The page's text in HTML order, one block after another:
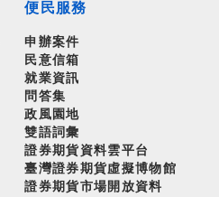
便民服務
申辦案件
民意信箱
就業資訊
問答集
政風園地
雙語詞彙
證券期貨資料雲平台
臺灣證券期貨虛擬博物館
證券期貨市場開放資料